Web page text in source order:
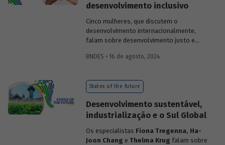
desenvolvimento inclusivo
Cinco mulheres, que discutem o
desenvolvimento internacionalmente,
falam sobre desenvolvimento justo e
contemporâneos.
BNDES • 16 de agosto, 2024
States of the future
Desenvolvimento sustentável,
industrialização e o Sul Global
Os especialistas Fiona Tregenna, Ha-
Joon Chang e Thelma Krug falam sobre